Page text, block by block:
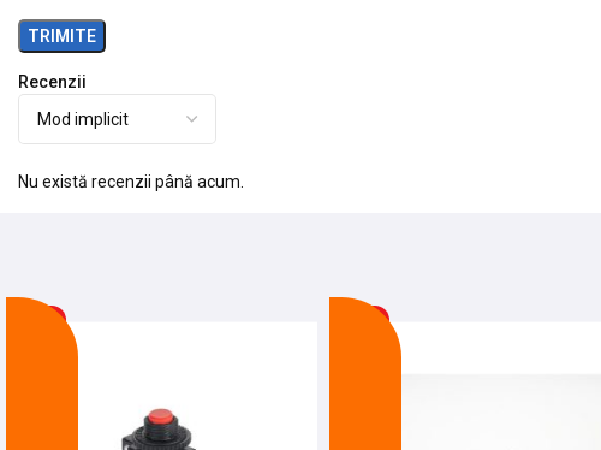
Recenzii
Nu există recenzii până acum.